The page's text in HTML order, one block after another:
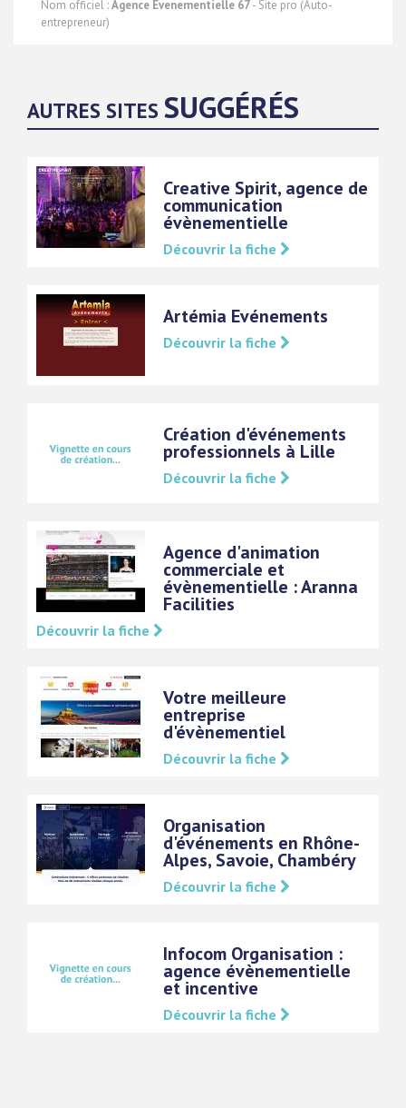
Nom officiel :Agence Evenementielle 67- Site pro (Auto-
entrepreneur)
AUTRES SITES SUGGÉRÉS
Creative Spirit, agence de
communication
évènementielle
Découvrir la fiche
Artémia Evénements
Découvrir la fiche
Création d'événements
professionnels à Lille
Découvrir la fiche
Agence d'animation
commerciale et
évènementielle : Aranna
Facilities
Découvrir la fiche
Votre meilleure
entreprise
d'évènementiel
Découvrir la fiche
Organisation
d'événements en Rhône-
Alpes, Savoie, Chambéry
Découvrir la fiche
Infocom Organisation :
agence évènementielle
et incentive
Découvrir la fiche